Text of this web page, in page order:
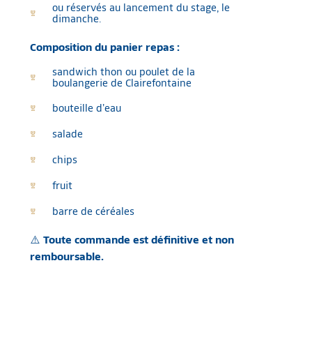
ou réservés au lancement du stage, le
dimanche.
Composition du panier repas :
sandwich thon ou poulet de la
boulangerie de Clairefontaine
bouteille d’eau
salade
chips
fruit
barre de céréales
⚠️ Toute commande est définitive et non
remboursable.